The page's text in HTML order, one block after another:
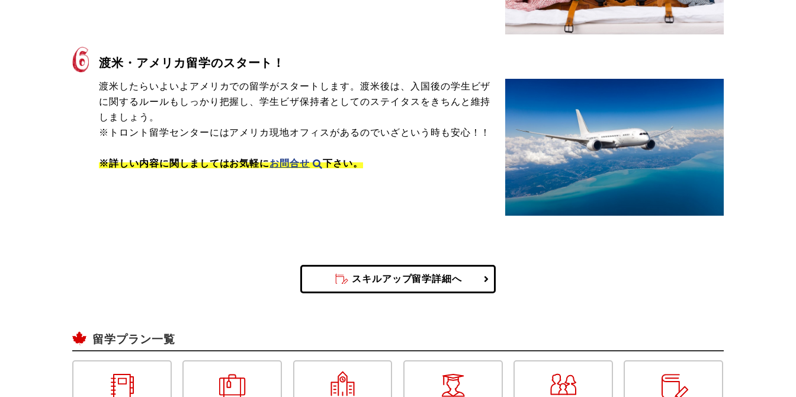
渡米・アメリカ留学のスタート！
渡米したらいよいよアメリカでの留学がスタートします。渡米後は、入国後の学生ビザ
に関するルールもしっかり把握し、学生ビザ保持者としてのステイタスをきちんと維持
しましょう。
※トロント留学センターにはアメリカ現地オフィスがあるのでいざという時も安心！！
※詳しい内容に関しましてはお気軽にお問合せ 下さい。
スキルアップ留学詳細へ
留学プラン一覧